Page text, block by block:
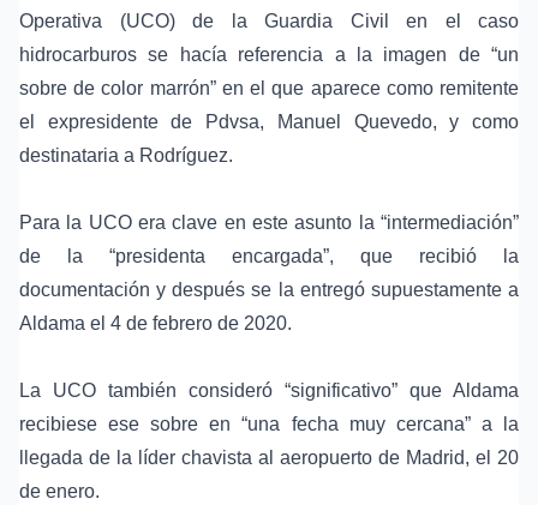
Operativa (UCO) de la Guardia Civil en el caso
hidrocarburos se hacía referencia a la imagen de “un
sobre de color marrón” en el que aparece como remitente
el expresidente de Pdvsa, Manuel Quevedo, y como
destinataria a Rodríguez.
Para la UCO era clave en este asunto la “intermediación”
de la “presidenta encargada”, que recibió la
documentación y después se la entregó supuestamente a
Aldama el 4 de febrero de 2020.
La UCO también consideró “significativo” que Aldama
recibiese ese sobre en “una fecha muy cercana” a la
llegada de la líder chavista al aeropuerto de Madrid, el 20
de enero.